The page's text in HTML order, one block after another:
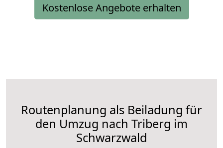
Kostenlose Angebote erhalten
Routenplanung als Beiladung für
den Umzug nach Triberg im
Schwarzwald